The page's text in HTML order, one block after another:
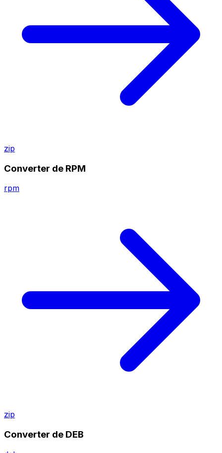
zip
Converter de RPM
rpm
zip
Converter de DEB